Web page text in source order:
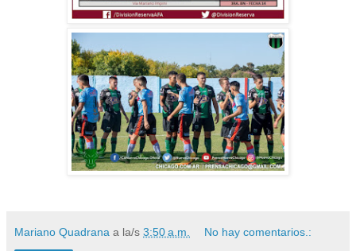
Mariano Quadrana a la/s 3:50 a.m. No hay comentarios.: